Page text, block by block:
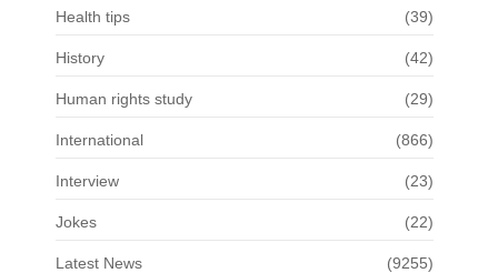
Health tips (39)
History (42)
Human rights study (29)
International (866)
Interview (23)
Jokes (22)
Latest News (9255)